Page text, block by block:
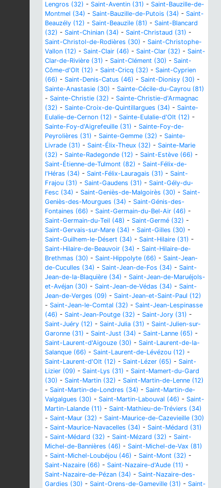
Lengros (32) - Saint-Aventin (31) - Saint-Bauzille-de-
Montmel (34) - Saint-Bauzille-de-Putois (34) - Saint-
Beauzély (12) - Saint-Beauzile (81) - Saint-Blancard
(32) - Saint-Chinian (34) - Saint-Christaud (31) -
Saint-Christol-de-Rodières (30) - Saint-Christophe-
Vallon (12) - Saint-Clair (46) - Saint-Clar (32) - Saint-
Clar-de-Rivière (31) - Saint-Clément (30) - Saint-
Côme-d'Olt (12) - Saint-Cricq (32) - Saint-Cyprien
(66) - Saint-Denis-Catus (46) - Saint-Dionisy (30) -
Sainte-Anastasie (30) - Sainte-Cécile-du-Cayrou (81)
- Sainte-Christie (32) - Sainte-Christie-d'Armagnac
(32) - Sainte-Croix-de-Quintillargues (34) - Sainte-
Eulalie-de-Cernon (12) - Sainte-Eulalie-d'Olt (12) -
Sainte-Foy-d'Aigrefeuille (31) - Sainte-Foy-de-
Peyrolières (31) - Sainte-Gemme (32) - Sainte-
Livrade (31) - Saint-Élix-Theux (32) - Sainte-Marie
(32) - Sainte-Radegonde (12) - Saint-Estève (66) -
Saint-Étienne-de-Tulmont (82) - Saint-Félix-de-
l'Héras (34) - Saint-Félix-Lauragais (31) - Saint-
Frajou (31) - Saint-Gaudens (31) - Saint-Gély-du-
Fesc (34) - Saint-Geniès-de-Malgoirès (30) - Saint-
Geniès-des-Mourgues (34) - Saint-Génis-des-
Fontaines (66) - Saint-Germain-du-Bel-Air (46) -
Saint-Germain-du-Teil (48) - Saint-Germé (32) -
Saint-Gervais-sur-Mare (34) - Saint-Gilles (30) -
Saint-Guilhem-le-Désert (34) - Saint-Hilaire (31) -
Saint-Hilaire-de-Beauvoir (34) - Saint-Hilaire-de-
Brethmas (30) - Saint-Hippolyte (66) - Saint-Jean-
de-Cuculles (34) - Saint-Jean-de-Fos (34) - Saint-
Jean-de-la-Blaquière (34) - Saint-Jean-de-Maruéjols-
et-Avéjan (30) - Saint-Jean-de-Védas (34) - Saint-
Jean-de-Verges (09) - Saint-Jean-et-Saint-Paul (12)
- Saint-Jean-le-Comtal (32) - Saint-Jean-Lespinasse
(46) - Saint-Jean-Poutge (32) - Saint-Jory (31) -
Saint-Juéry (12) - Saint-Julia (31) - Saint-Julien-sur-
Garonne (31) - Saint-Just (34) - Saint-Lanne (65) -
Saint-Laurent-d'Aigouze (30) - Saint-Laurent-de-la-
Salanque (66) - Saint-Laurent-de-Lévézou (12) -
Saint-Laurent-d'Olt (12) - Saint-Lézer (65) - Saint-
Lizier (09) - Saint-Lys (31) - Saint-Mamert-du-Gard
(30) - Saint-Martin (32) - Saint-Martin-de-Lenne (12)
- Saint-Martin-de-Londres (34) - Saint-Martin-de-
Valgalgues (30) - Saint-Martin-Labouval (46) - Saint-
Martin-Lalande (11) - Saint-Mathieu-de-Tréviers (34)
- Saint-Maur (32) - Saint-Maurice-de-Cazevieille (30)
- Saint-Maurice-Navacelles (34) - Saint-Médard (31)
- Saint-Médard (32) - Saint-Mézard (32) - Saint-
Michel-de-Bannières (46) - Saint-Michel-de-Vax (81)
- Saint-Michel-Loubéjou (46) - Saint-Mont (32) -
Saint-Nazaire (66) - Saint-Nazaire-d'Aude (11) -
Saint-Nazaire-de-Pézan (34) - Saint-Nazaire-des-
Gardies (30) - Saint-Orens-de-Gameville (31) - Saint-